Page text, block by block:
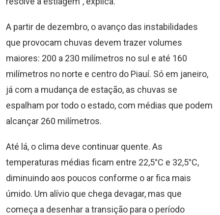
A partir de dezembro, o avanço das instabilidades
que provocam chuvas devem trazer volumes
maiores: 200 a 230 milímetros no sul e até 160
milímetros no norte e centro do Piauí. Só em janeiro,
já com a mudança de estação, as chuvas se
espalham por todo o estado, com médias que podem
alcançar 260 milímetros.
Até lá, o clima deve continuar quente. As
temperaturas médias ficam entre 22,5°C e 32,5°C,
diminuindo aos poucos conforme o ar fica mais
úmido. Um alívio que chega devagar, mas que
começa a desenhar a transição para o período